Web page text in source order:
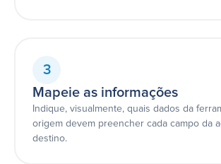
3
Mapeie as informações
Indique, visualmente, quais dados da
origem devem preencher cada campo da
destino.